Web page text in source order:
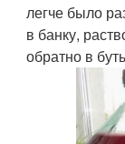
легче было
в банку,
обратно в